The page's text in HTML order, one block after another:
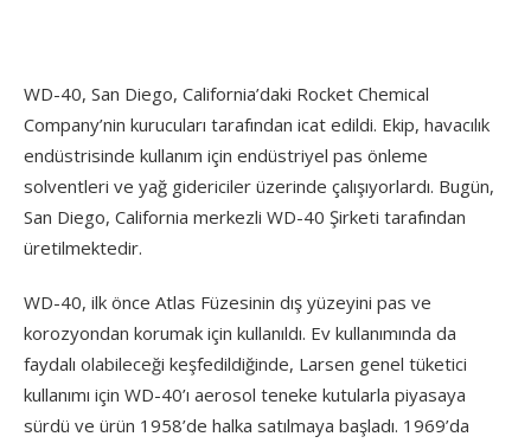
WD-40, San Diego, California’daki Rocket Chemical
Company’nin kurucuları tarafından icat edildi. Ekip, havacılık
endüstrisinde kullanım için endüstriyel pas önleme
solventleri ve yağ gidericiler üzerinde çalışıyorlardı. Bugün,
San Diego, California merkezli WD-40 Şirketi tarafından
üretilmektedir.
WD-40, ilk önce Atlas Füzesinin dış yüzeyini pas ve
korozyondan korumak için kullanıldı. Ev kullanımında da
faydalı olabileceği keşfedildiğinde, Larsen genel tüketici
kullanımı için WD-40’ı aerosol teneke kutularla piyasaya
sürdü ve ürün 1958’de halka satılmaya başladı. 1969’da